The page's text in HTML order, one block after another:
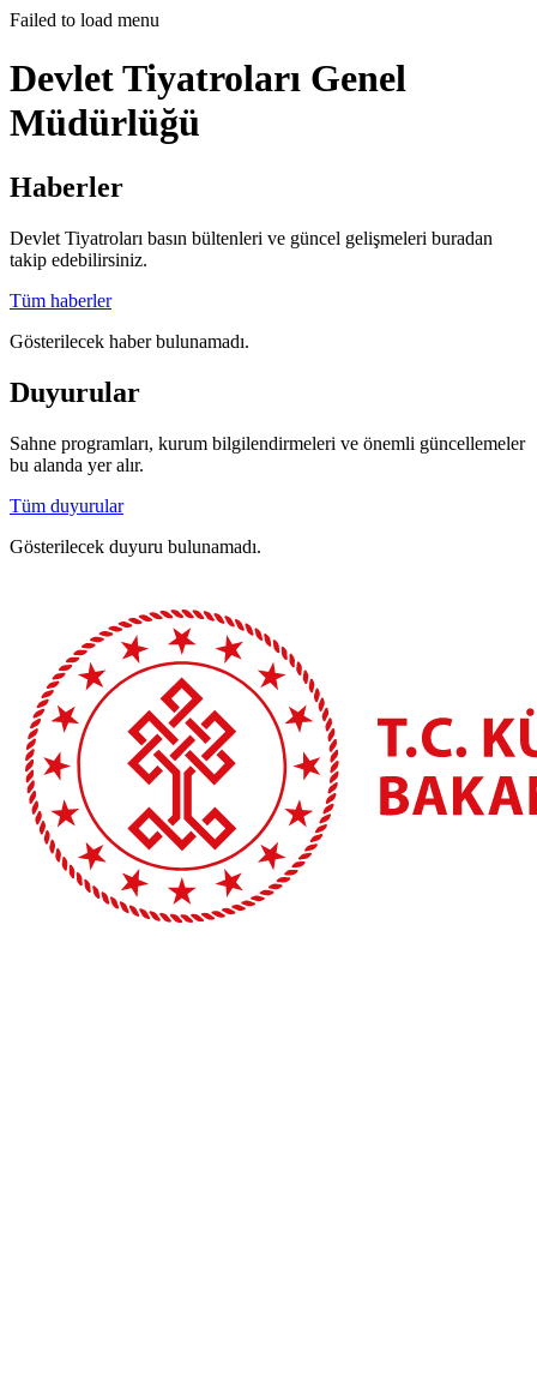
Failed to load menu
Devlet Tiyatroları Genel
Müdürlüğü
Haberler
Devlet Tiyatroları basın bültenleri ve güncel gelişmeleri buradan
takip edebilirsiniz.
Tüm haberler
Gösterilecek haber bulunamadı.
Duyurular
Sahne programları, kurum bilgilendirmeleri ve önemli güncellemeler
bu alanda yer alır.
Tüm duyurular
Gösterilecek duyuru bulunamadı.